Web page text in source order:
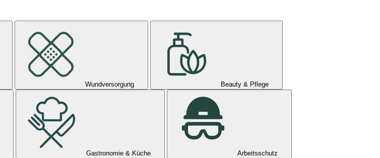
Wundversorgung Beauty & Pflege
Gastronomie & Küche Arbeitsschutz